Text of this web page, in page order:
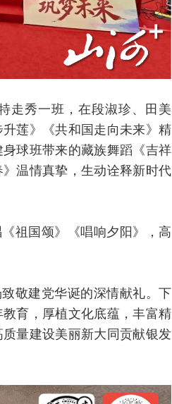
走秀一班，在段淑珍、田美
莲》《共和国走向未来》精
球班带来的藏族舞蹈《吉祥
温情真挚，生动诠释新时代
祖国颂》《唱响夕阳》，高
敬建党华诞的深情献礼。下
育，厚植文化底蕴，丰富精
量建设美丽新大同贡献银发